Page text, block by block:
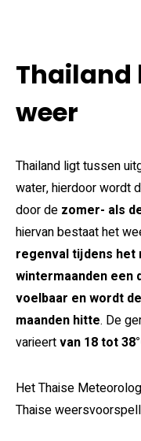
Thailand
weer
Thailand ligt tussen
water, hierdoor wordt
door de zomer- als
hiervan bestaat het
regenval tijdens het
wintermaanden een
voelbaar en wordt
maanden hitte. De
varieertvan 18 tot
Het Thaise
Thaise